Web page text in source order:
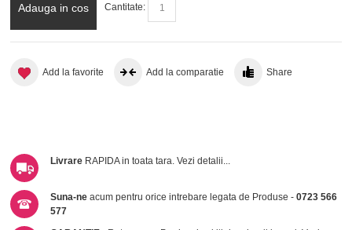
Adauga in cos Cantitate:
Add la favorite Add la comparatie Share
Livrare RAPIDA in toata tara.Vezi detalii...
Suna-ne acum pentru orice intrebare legata de Produse -0723 566
577